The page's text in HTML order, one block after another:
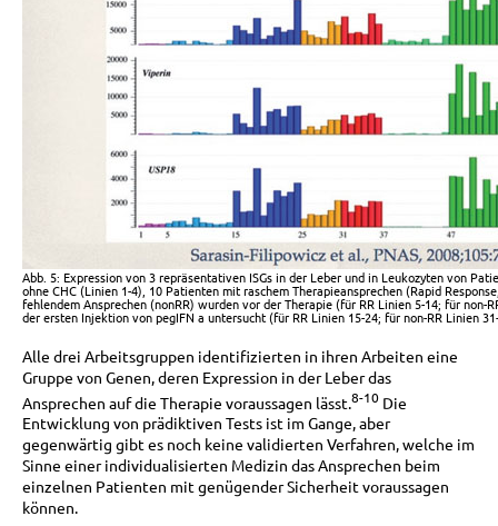
Abb. 5: Expression von 3 repräsentativen ISGs in der Leber und in Leukozyten von
ohne CHC (Linien 1-4), 10 Patienten mit raschem Therapieansprechen (Rapid
fehlendem Ansprechen (nonRR) wurden vor der Therapie (für RR Linien 5-14; für non-
der ersten Injektion von pegIFN a untersucht (für RR Linien 15-24; für non-RR Linien
Alle drei Arbeitsgruppen identifizierten in ihren Arbeiten eine
Gruppe von Genen, deren Expression in der Leber das
Ansprechen auf die Therapie voraussagen lässt.8-10 Die
Entwicklung von prädiktiven Tests ist im Gange, aber
gegenwärtig gibt es noch keine validierten Verfahren, welche im
Sinne einer individualisierten Medizin das Ansprechen beim
einzelnen Patienten mit genügender Sicherheit voraussagen
können.